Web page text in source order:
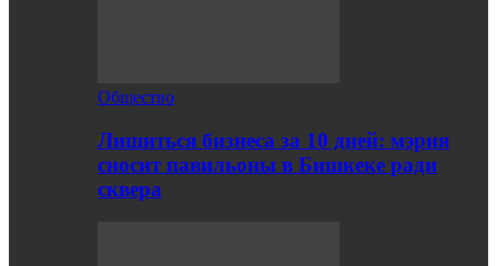
Общество
Лишиться бизнеса за 10 дней: мэрия
сносит павильоны в Бишкеке ради
сквера